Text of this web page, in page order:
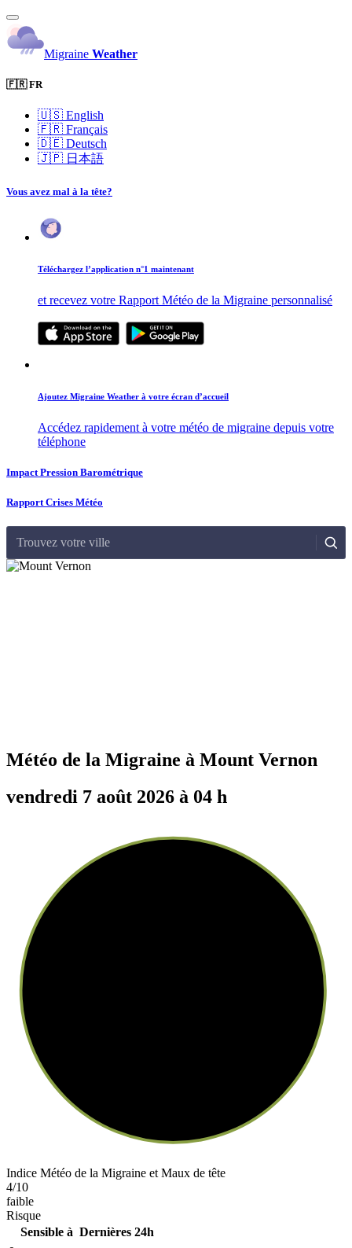
Migraine Weather
🇫🇷 FR
🇺🇸 English
🇫🇷 Français
🇩🇪 Deutsch
🇯🇵 日本語
Vous avez mal à la tête?
Téléchargez l’application n°1 maintenant
et recevez votre Rapport Météo de la Migraine personnalisé
Ajoutez Migraine Weather à votre écran d’accueil
Accédez rapidement à votre météo de migraine depuis votre
téléphone
Impact Pression Barométrique
Rapport Crises Météo
Trouvez votre ville
Météo de la Migraine à Mount Vernon
vendredi 7 août 2026 à 04 h
Indice Météo de la Migraine et Maux de tête
4/10
faible
Risque
Sensible à Dernières 24h